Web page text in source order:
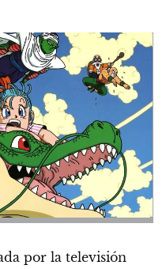
por la televisión